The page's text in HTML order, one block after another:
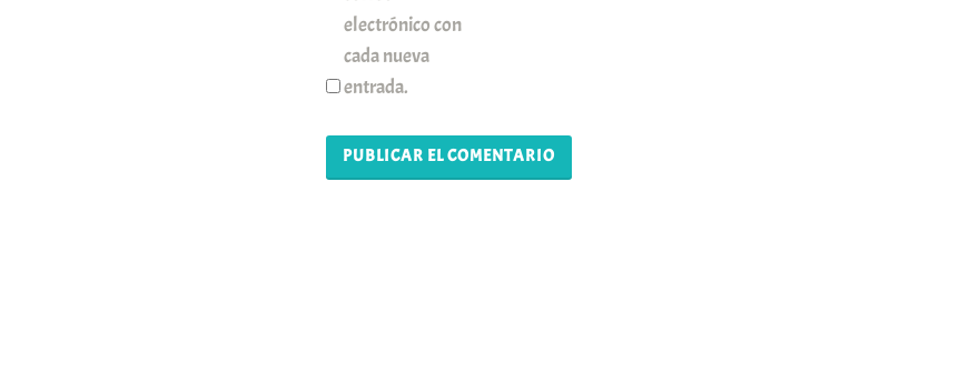
electrónico con
cada nueva
entrada.